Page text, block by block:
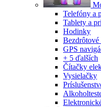
Telefóny a
Tablety a
Hodinky
Bezdrôtové
GPS
+ 5 ďalších
Čítačky
Vysielačky